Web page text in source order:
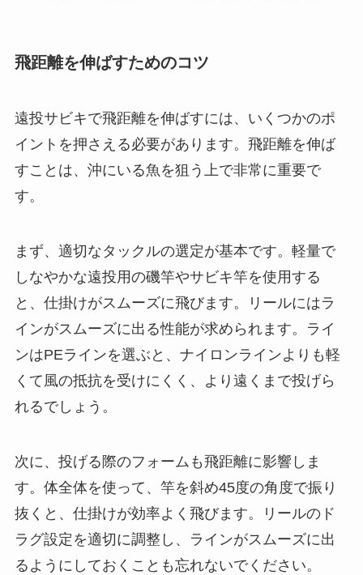
飛距離を伸ばすためのコツ
遠投サビキで飛距離を伸ばすには、いくつかのポ
イントを押さえる必要があります。飛距離を伸ば
すことは、沖にいる魚を狙う上で非常に重要で
す。
まず、適切なタックルの選定が基本です。軽量で
しなやかな遠投用の磯竿やサビキ竿を使用する
と、仕掛けがスムーズに飛びます。リールにはラ
インがスムーズに出る性能が求められます。ライ
ンはPEラインを選ぶと、ナイロンラインよりも軽
くて風の抵抗を受けにくく、より遠くまで投げら
れるでしょう。
次に、投げる際のフォームも飛距離に影響しま
す。体全体を使って、竿を斜め45度の角度で振り
抜くと、仕掛けが効率よく飛びます。リールのド
ラグ設定を適切に調整し、ラインがスムーズに出
るようにしておくことも忘れないでください。